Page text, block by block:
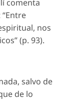
comenta
nos
(p. 93).
salvo de
de lo